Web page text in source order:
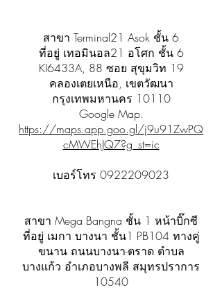
สาขา Terminal21 Asok ชั้น 6
ที่อยู่ เทอมินอล21 อโศก ชั้น 6
KI6433A, 88 ซอย สุขุมวิท 19
คลองเตยเหนือ, เขตวัฒนา
กรุงเทพมหานคร 10110
Google Map.
https://maps.app.goo.gl/j9u91ZwPQ
cMWEhJQ7?g_st=ic
เบอร์โทร 0922209023
สาขา Mega Bangna ชั้น 1 หน้าบิ๊กซี
ที่อยู่ เมกา บางนา ชั้น1 PB104 ทางคู่
ขนาน ถนนบางนา-ตราด ตำบล
บางแก้ว อำเภอบางพลี สมุทรปราการ
10540